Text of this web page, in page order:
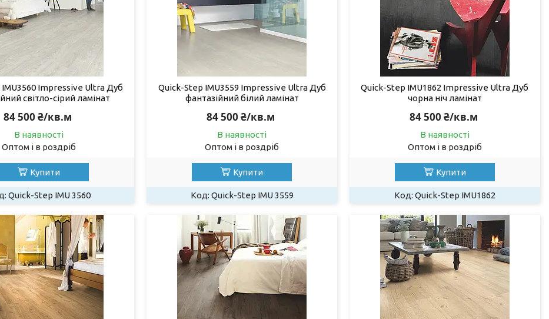
Impressive Ultra Дуб
світло-сірий ламінат
84 500 ₴/кв.м
В наявності
Оптом і в роздріб
Купити
Quick-Step IMU 3560
Quick-Step IMU3559 Impressive Ultra Дуб
фантазійний білий ламінат
84 500 ₴/кв.м
В наявності
Оптом і в роздріб
Купити
Quick-Step IMU 3559
Quick-Step IMU1862 Impressive Ultra Дуб
чорна ніч ламінат
84 500 ₴/кв.м
В наявності
Оптом і в роздріб
Купити
Quick-Step IMU1862